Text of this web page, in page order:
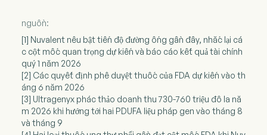
nguồn:
[1] Nuvalent nêu bật tiến độ đường ống gần đây, nhắc lại cá
c cột mốc quan trọng dự kiến và báo cáo kết quả tài chính
quý 1 năm 2026
[2] Các quyết định phê duyệt thuốc của FDA dự kiến vào th
áng 6 năm 2026
[3] Ultragenyx phác thảo doanh thu 730-760 triệu đô la nă
m 2026 khi hướng tới hai PDUFA liệu pháp gen vào tháng 8
và tháng 9